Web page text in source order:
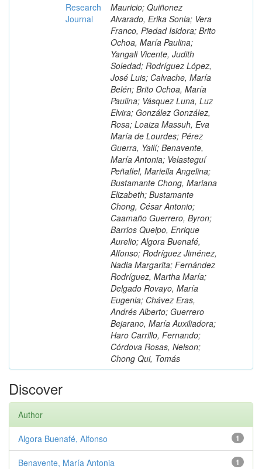
Research
Journal
Mauricio; Quiñonez
Alvarado, Erika Sonia; Vera
Franco, Piedad Isidora; Brito
Ochoa, María Paulina;
Yangali Vicente, Judith
Soledad; Rodríguez López,
José Luis; Calvache, María
Belén; Brito Ochoa, María
Paulina; Vásquez Luna, Luz
Elvira; González González,
Rosa; Loaiza Massuh, Eva
María de Lourdes; Pérez
Guerra, Yailí; Benavente,
María Antonia; Velasteguí
Peñafiel, Mariella Angelina;
Bustamante Chong, Mariana
Elizabeth; Bustamante
Chong, César Antonio;
Caamaño Guerrero, Byron;
Barrios Queipo, Enrique
Aurelio; Algora Buenafé,
Alfonso; Rodríguez Jiménez,
Nadia Margarita; Fernández
Rodríguez, Martha María;
Delgado Rovayo, María
Eugenia; Chávez Eras,
Andrés Alberto; Guerrero
Bejarano, María Auxiliadora;
Haro Carrillo, Fernando;
Córdova Rosas, Nelson;
Chong Qui, Tomás
Discover
Author
1
Algora Buenafé, Alfonso
1
Benavente, María Antonia